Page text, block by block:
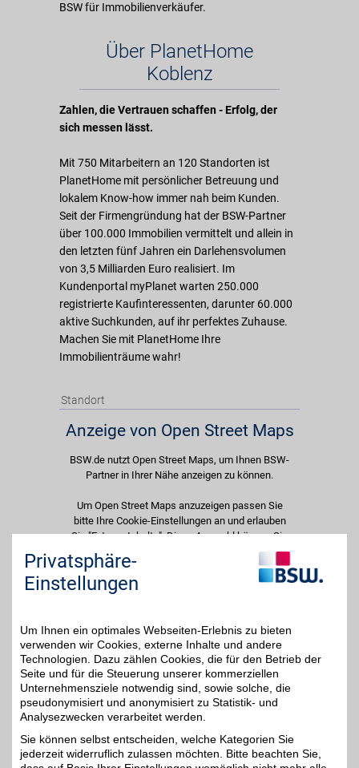
BSW für Immobilienverkäufer.
Über PlanetHome
Koblenz
Zahlen, die Vertrauen schaffen - Erfolg, der
sich messen lässt.
Mit 750 Mitarbeitern an 120 Standorten ist
PlanetHome mit persönlicher Betreuung und
lokalem Know-how immer nah beim Kunden.
Seit der Firmengründung hat der BSW-Partner
über 100.000 Immobilien vermittelt und allein in
den letzten fünf Jahren ein Darlehensvolumen
von 3,5 Milliarden Euro realisiert. Im
Kundenportal myPlanet warten 250.000
registrierte Kaufinteressenten, darunter 60.000
aktive Suchkunden, auf ihr perfektes Zuhause.
Machen Sie mit PlanetHome Ihre
Immobilienträume wahr!
Standort
Anzeige von Open Street Maps
BSW.de nutzt Open Street Maps, um Ihnen BSW-
Partner in Ihrer Nähe anzeigen zu können.
Um Open Street Maps anzuzeigen passen Sie
bitte Ihre Cookie-Einstellungen an und erlauben
Sie "Externe Inhalte". Diese Auswahl können Sie
jederzeit über die Cookie-Einstellungen im
unteren Seitenbereich ändern.
Adresse
Clemensstr. 22-24
56068 Koblenz
Filialen in der Nähe
Telefon02 61 / 29 17 50 - 52
Privatsphäre-
Einstellungen
Um Ihnen ein optimales Webseiten-Erlebnis zu bieten
verwenden wir Cookies, externe Inhalte und andere
Technologien. Dazu zählen Cookies, die für den Betrieb der
Seite und für die Steuerung unserer kommerziellen
Unternehmensziele notwendig sind, sowie solche, die
pseudonymisiert und anonymisiert zu Statistik- und
Analysezwecken verarbeitet werden.
Sie können selbst entscheiden, welche Kategorien Sie
jederzeit widerruflich zulassen möchten. Bitte beachten Sie,